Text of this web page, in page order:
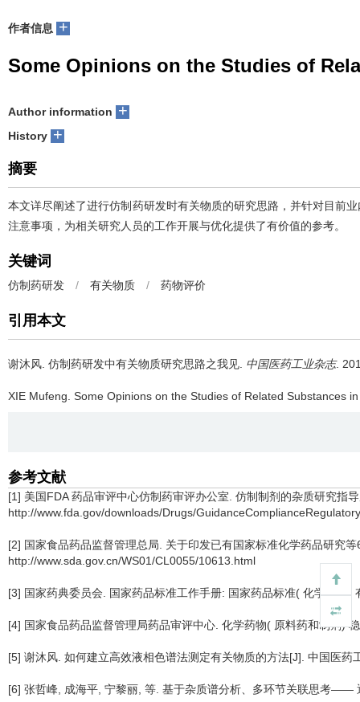
作者信息 +
Some Opinions on the Studies of
Author information +
History +
摘要
本文详尽阐述了进行仿制药研发时有关物质的研究思路，并针对目前
注意事项，为相关研究人员的工作开展与优化提供了有价值的参考。
关键词
仿制药研发 / 有关物质 / 药物评价
引用本文
谢沐风. 仿制药研发中有关物质研究思路之我见. 中国医药工业杂志.
XIE Mufeng. Some Opinions on the Studies of Related Substances
参考文献
[1] 美国FDA 药品审评中心仿制药审评办公室. 仿制制剂的杂质研究指
http://www.fda.gov/downloads/Drugs/
[2] 国家食品药品监督管理总局. 关于印发已有国家标准化学药品研究
http://www.sda.gov.cn/WS01/CL0055/10613.html
[3] 国家药典委员会. 国家药品标准工作手册: 国家药品标准( 化学药品
[4] 国家食品药品监督管理局药品审评中心. 化学药物( 原料药和制剂)
[5] 谢沐风. 如何建立高效液相色谱法测定有关物质的方法[J]. 中国医
[6] 张哲峰, 成海平, 宁黎丽, 等. 基于杂质谱分析、多环节关联思考——